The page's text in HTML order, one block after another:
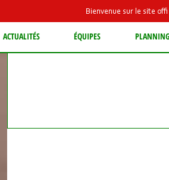
Bienvenue sur le site
ACTUALITÉS ÉQUIPES